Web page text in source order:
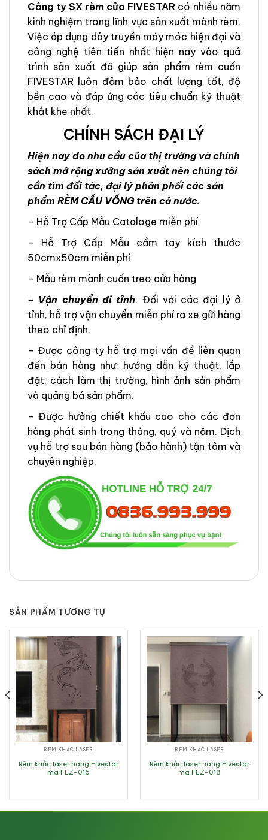
Công ty SX rèm cửa FIVESTARcó nhiều năm
kinh nghiệm trong lĩnh vực sản xuất mành rèm.
Việc áp dụng dây truyền máy móc hiện đại và
công nghệ tiên tiến nhất hiện nay vào quá
trình sản xuất đã giúp sản phẩm rèm cuốn
FIVESTAR luôn đảm bảo chất lượng tốt, độ
bền cao và đáp ứng các tiêu chuẩn kỹ thuật
khắt khe nhất.
CHÍNH SÁCH ĐẠI LÝ
Hiện nay do nhu cầu của thị trường và chính
sách mở rộng xưởng sản xuất nên chúng tôi
cần tìm đối tác, đại lý phân phối các sản
phẩm RÈM CẦU VỒNG trên cả nước.
– Hỗ Trợ Cấp Mẫu Cataloge miễn phí
– Hỗ Trợ Cấp Mẫu cầm tay kích thước
50cmx50cm miễn phí
– Mẫu rèm mành cuốn treo cửa hàng
– Vận chuyển đi tỉnh. Đối với các đại lý ở
tỉnh, hỗ trợ vận chuyển miễn phí ra xe gửi hàng
theo chỉ định.
– Được công ty hỗ trợ mọi vấn đề liên quan
đến bán hàng như: hướng dẫn kỹ thuật, lắp
đặt, cách làm thị trường, hình ảnh sản phẩm
và quảng bá sản phẩm.
– Được hưởng chiết khấu cao cho các đơn
hàng phát sinh trong tháng, quý và năm. Dịch
vụ hỗ trợ sau bán hàng (bảo hành) tận tâm và
chuyên nghiệp.
SẢN PHẨM TƯƠNG TỰ
RÈM KHẮC LASER
Rèm khắc laser hãng Fivestar
mã FLZ-016
RÈM KHẮC LASER
Rèm khắc laser hãng Fivestar
mã FLZ-018